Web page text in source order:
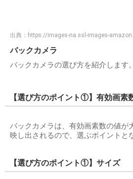
出典： https://images-na.ssl-images-
バックカメラ
バックカメラの選び方を紹介します。
【選び方のポイント①】有効画素
バックカメラは、有効画素数の値が
映し出されるので、選ぶポイントと
【選び方のポイント①】サイズ